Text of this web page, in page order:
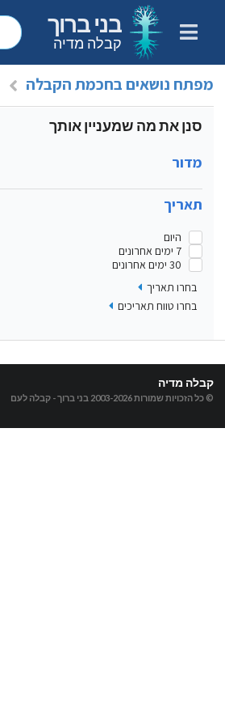
בני ברוך
קבלה מדיה
מפתח נושאים בחכמת הקבלה
סנן את מה שמעניין אותך
מדור
תאריך
היום
7 ימים אחרונים
30 ימים אחרונים
בחרו תאריך
בחרו טווח תאריכים
קבלה מדיה
© כל הזכויות שמורות 2003-2026 בני ברוך - קבלה לעם